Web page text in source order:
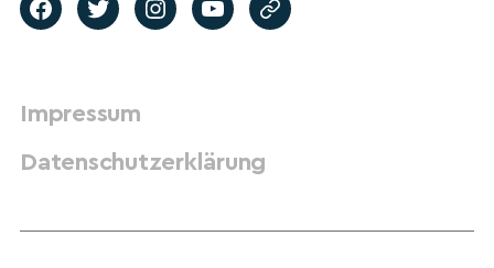
Impressum
Datenschutzerklärung